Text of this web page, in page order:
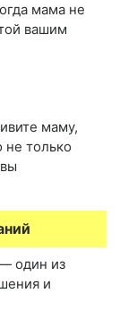
мама не
вашим
маму,
не только
один из
и